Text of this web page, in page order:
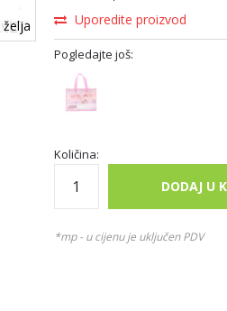
Uporedite proizvod
Pogledajte još:
Količina:
DODAJ U
*mp - u cijenu je uključen PDV